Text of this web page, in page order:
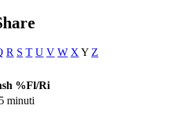
R S T U V W X Y Z
%Fl/Ri
minuti